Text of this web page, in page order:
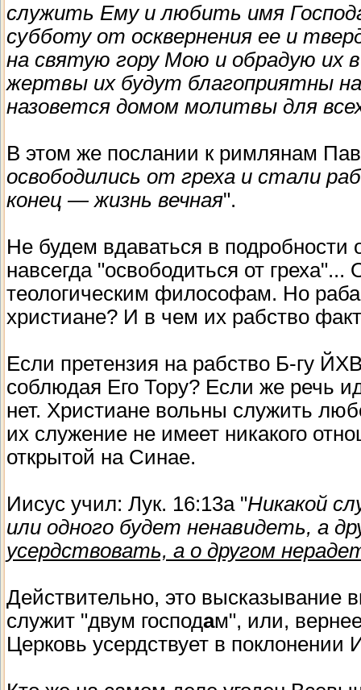
служить Ему и любить имя
субботу от осквернения ее и
на святую гору Мою и обрадую их
жертвы их будут благоприятны
назовется домом молитвы для
В этом же послании к римлянам
освободились от греха и стали
конец — жизнь вечная".
Не будем вдаваться в подробности
навсегда "освободиться от
теологическим философам. Но
христиане? И в чем их рабство
Если претензия на рабство Б-гу
соблюдая Его Тору? Если же речь
нет. Христиане вольны служить
их служение не имеет никакого
открытой на Синае.
Иисус учил: Лук. 16:13а "Никакой
или одного будет ненавидеть, а
усердствовать, а о другом
Действительно, это высказывание
служит "двум господам", или,
Церковь усердствует в